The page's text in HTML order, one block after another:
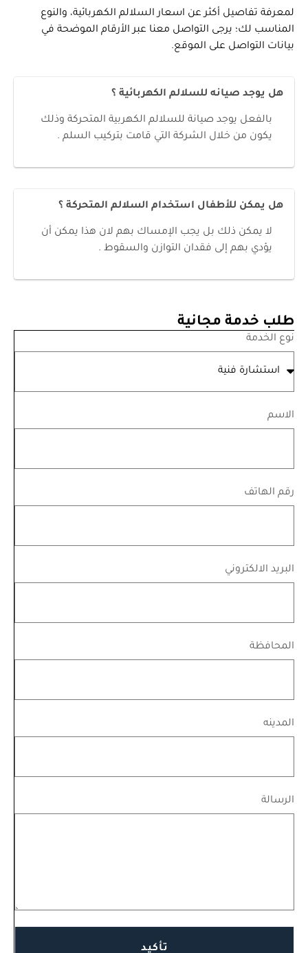
لمعرفة تفاصيل أكثر عن اسعار السلالم الكهربائية، والنوع
المناسب لك؛ يرجى التواصل معنا عبر الأرقام الموضحة في
بيانات التواصل على الموقع.
هل يوجد صيانه للسلالم الكهربائية ؟
بالفعل يوجد صيانة للسلالم الكهربية المتحركة وذلك
يكون من خلال الشركة التي قامت بتركيب السلم .
هل يمكن للأطفال استخدام السلالم المتحركة ؟
لا يمكن ذلك بل يجب الإمساك بهم لان هذا يمكن أن
يؤدي بهم إلى فقدان التوازن والسقوط .
طلب خدمة مجانية
نوع الخدمة
الاسم
رقم الهاتف
البريد الالكتروني
المحافظة
المدينه
الرسالة
تأكيد